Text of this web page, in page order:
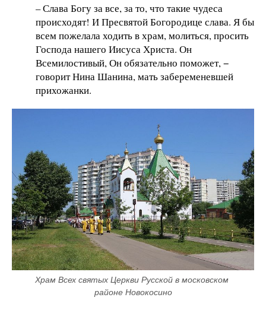
– Слава Богу за все, за то, что такие чудеса
происходят! И Пресвятой Богородице слава. Я бы
всем пожелала ходить в храм, молиться, просить
Господа нашего Иисуса Христа. Он
Всемилостивый, Он обязательно поможет, −
говорит Нина Шанина, мать забеременевшей
прихожанки.
Храм Всех святых Церкви Русской в московском
районе Новокосино